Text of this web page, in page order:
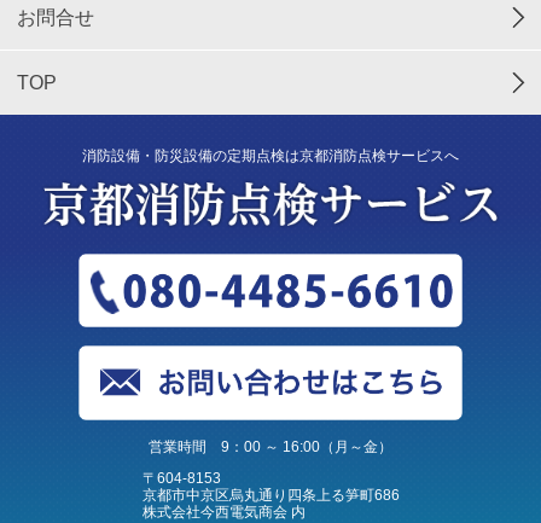
お問合せ
TOP
消防設備・防災設備の定期点検は京都消防点検サービスへ
営業時間 9：00 ～ 16:00（月～金）
〒604-8153
京都市中京区烏丸通り四条上る笋町686
株式会社今西電気商会 内